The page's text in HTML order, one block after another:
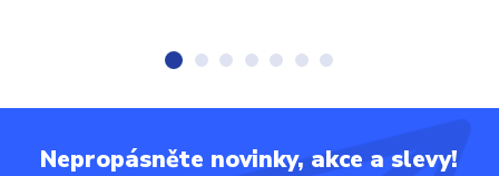
Nepropásněte novinky, akce a slevy!